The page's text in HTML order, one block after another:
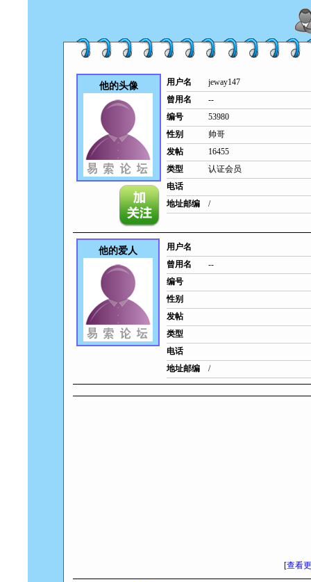
他的头像 用户名
jeway147
曾用名
--
编号
53980
性别
帅哥
发帖
16455
类型
认证会员
电话
地址邮编
/
他的爱人
用户名
曾用名
--
编号
性别
发帖
类型
电话
地址邮编
/
[查看